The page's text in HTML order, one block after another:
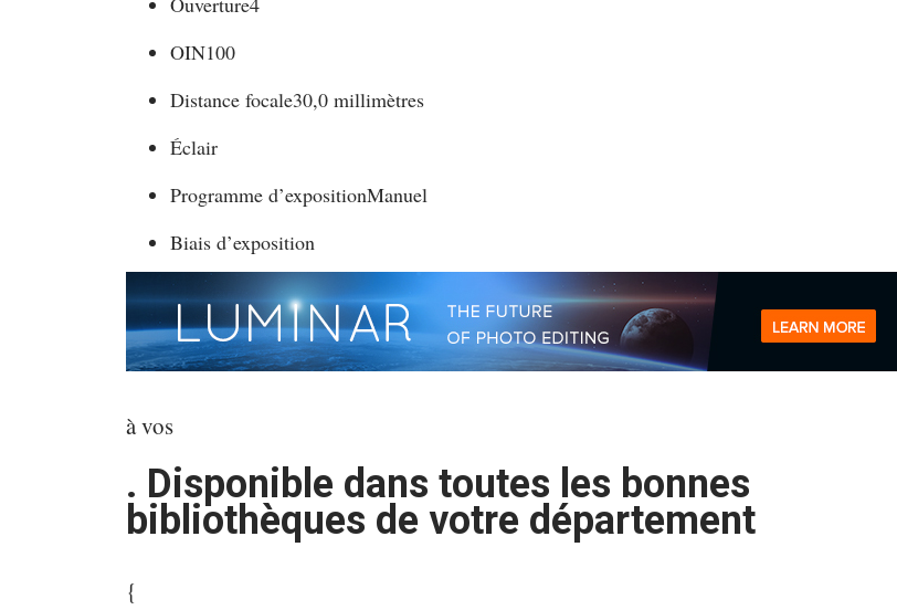
OIN100
Distance focale30,0 millimètres
Éclair
Programme d’expositionManuel
Biais d’exposition
à vos
. Disponible dans toutes les bonnes
bibliothèques de votre département
{